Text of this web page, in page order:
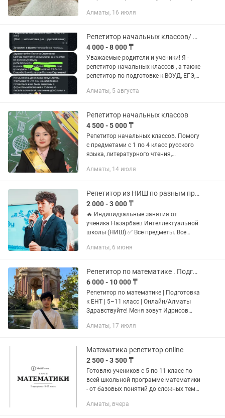
Подготовка к школе Обучение на
Алматы, 16 июля
Репетитор начальных классов/ по русскому языку
4 000 - 8 000 ₸
Уважаемые родители и ученики! Я -
репетитор начальных классов , а также
репетитор по подготовке к ВОУД, ЕГЭ,
свою помощь! Имею опыт работы с
Алматы, 5 августа
Репетитор начальных классов
4 500 - 5 000 ₸
Репетитор начальных классов. Помогу
с предметами с 1 по 4 класс русского
языка, литературного чтения,
Продолжительность занятий час-
Алматы, 14 июля
Репетитор из НИШ по разным предметам
2 000 - 3 000 ₸
🔥 Индивидуальные занятия от
ученика Назарбаев Интеллектуальной
школы (НИШ) ✅ Все предметы. Все
Меня зовут Ауелбай Айсултан, я —
Алматы, 6 июня
Репетитор по математике . Подготовка к ЕНТ 5-11 класс. Онлайн/Алматы
6 000 - 10 000 ₸
Репетитор по математике | Подготовка
к ЕНТ | 5–11 класс | Онлайн/Алматы
Здравствуйте! Меня зовут Идрисов
занятия по математике для
к...
Алматы, 17 июля
Математика репетитор online
2 500 - 3 500 ₸
Готовлю учеников с 5 по 11 класс по
всей школьной программе математики
- от базовых понятий до сложных тем
структура программ по классам,
Алматы, вчера